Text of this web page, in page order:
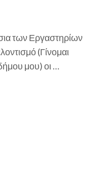
των Εργαστηρίων
(Γίνομαι
μου) οι …